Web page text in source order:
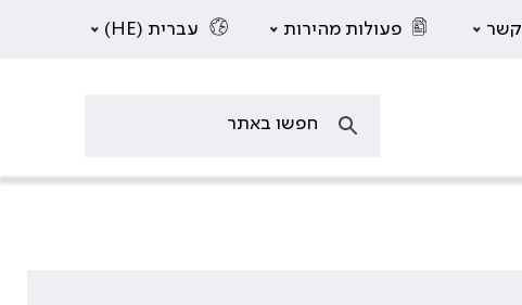
קשר פעולות מהירות עברית (HE)